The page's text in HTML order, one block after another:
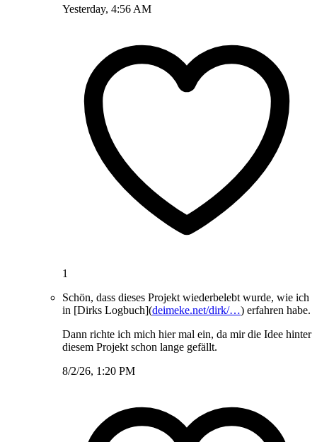
Yesterday, 4:56 AM
1
Schön, dass dieses Projekt wiederbelebt wurde, wie ich
in [Dirks Logbuch](deimeke.net/dirk/…) erfahren habe.
Dann richte ich mich hier mal ein, da mir die Idee hinter
diesem Projekt schon lange gefällt.
8/2/26, 1:20 PM